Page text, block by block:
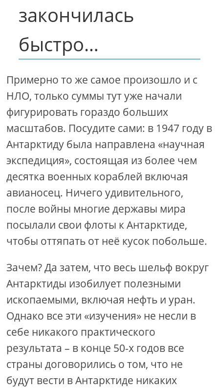
закончилась
быстро…
Примерно то же самое произошло и с
НЛО, только суммы тут уже начали
фигурировать гораздо больших
масштабов. Посудите сами: в 1947 году в
Антарктиду была направлена «научная
экспедиция», состоящая из более чем
десятка военных кораблей включая
авианосец. Ничего удивительного,
после войны многие державы мира
посылали свои флоты к Антарктиде,
чтобы оттяпать от неё кусок побольше.
Зачем? Да затем, что весь шельф вокруг
Антарктиды изобилует полезными
ископаемыми, включая нефть и уран.
Однако все эти «изучения» не несли в
себе никакого практического
результата – в конце 50-х годов все
страны договорились о том, что не
будут вести в Антарктиде никаких